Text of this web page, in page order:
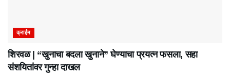
क्राईम
शिरवळ | “खुनाचा बदला खुनाने” घेण्याचा प्रयत्न फसला, सहा
संशयितांवर गुन्हा दाखल